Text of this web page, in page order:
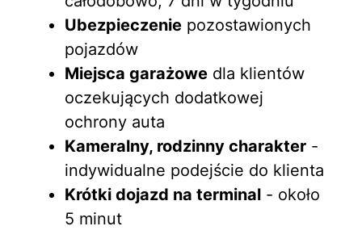
Ubezpieczenie pozostawionych
pojazdów
Miejsca garażowe dla klientów
oczekujących dodatkowej
ochrony auta
Kameralny, rodzinny charakter -
indywidualne podejście do klienta
Krótki dojazd na terminal - około
5 minut